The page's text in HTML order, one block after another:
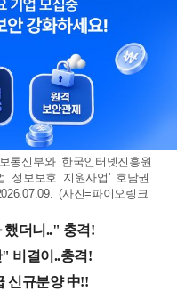
통신부와 한국인터넷진흥원
정보보호 지원사업' 호남권
(사진=파이오링크